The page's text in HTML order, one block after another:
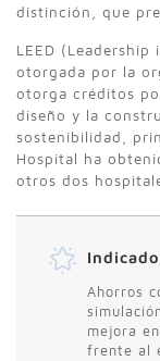
distinción, que
LEED (Leadership
otorgada por la
otorga créditos
diseño y la
sostenibilidad,
Hospital ha
otros dos
Ahorros
mejora
frente al